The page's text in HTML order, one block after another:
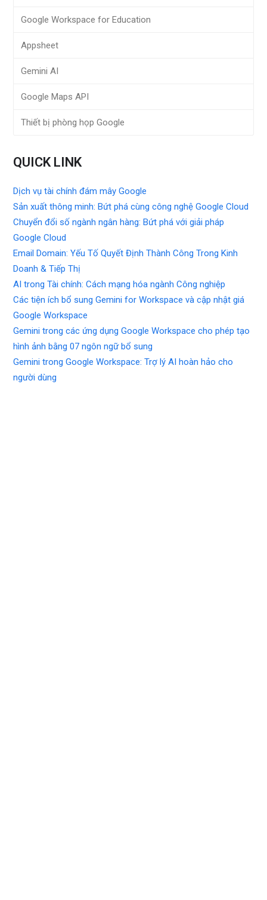
Google Workspace for Education
Appsheet
Gemini AI
Google Maps API
Thiết bị phòng họp Google
QUICK LINK
Dịch vụ tài chính đám mây Google
Sản xuất thông minh: Bứt phá cùng công nghệ Google Cloud
Chuyển đổi số ngành ngân hàng: Bứt phá với giải pháp
Google Cloud
Email Domain: Yếu Tố Quyết Định Thành Công Trong Kinh
Doanh & Tiếp Thị
AI trong Tài chính: Cách mạng hóa ngành Công nghiệp
Các tiện ích bổ sung Gemini for Workspace và cập nhật giá
Google Workspace
Gemini trong các ứng dụng Google Workspace cho phép tạo
hình ảnh bằng 07 ngôn ngữ bổ sung
Gemini trong Google Workspace: Trợ lý AI hoàn hảo cho
người dùng